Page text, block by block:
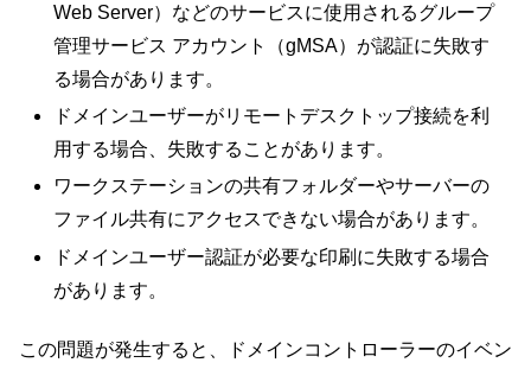
Web Server）などのサービスに使用されるグループ
管理サービス アカウント（gMSA）が認証に失敗す
る場合があります。
ドメインユーザーがリモートデスクトップ接続を利
用する場合、失敗することがあります。
ワークステーションの共有フォルダーやサーバーの
ファイル共有にアクセスできない場合があります。
ドメインユーザー認証が必要な印刷に失敗する場合
があります。
この問題が発生すると、ドメインコントローラーのイベン